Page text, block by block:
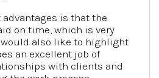
advantages is that the
on time, which is very
also like to highlight
an excellent job of
with clients and